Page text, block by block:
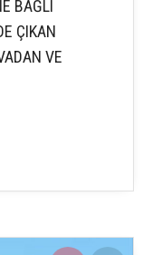
BAĞLI
ÇIKAN
VE